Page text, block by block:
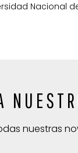
Nacional
nuestras